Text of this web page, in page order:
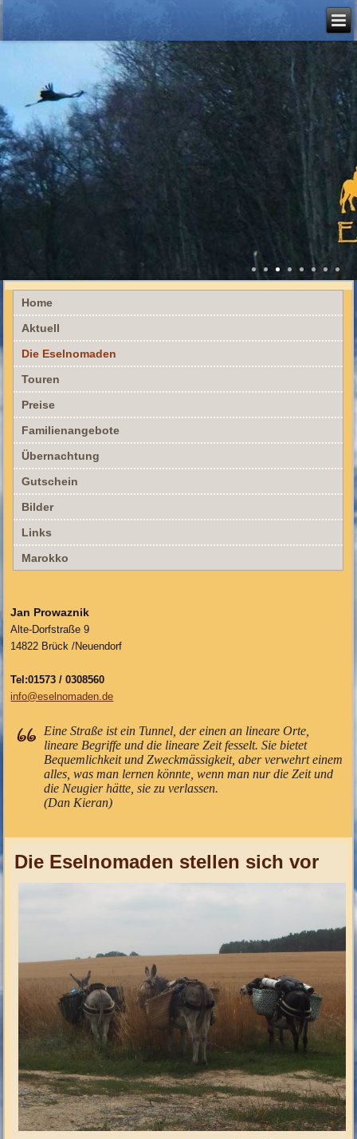
Home
Aktuell
Die Eselnomaden
Touren
Preise
Familienangebote
Übernachtung
Gutschein
Bilder
Links
Marokko
Jan Prowaznik
Alte-Dorfstraße 9
14822 Brück /Neuendorf
Tel:01573 / 0308560
info@eselnomaden.de
Eine Straße ist ein Tunnel, der einen an lineare Orte,
lineare Begriffe und die lineare Zeit fesselt. Sie bietet
Bequemlichkeit und Zweckmässigkeit, aber verwehrt einem
alles, was man lernen könnte, wenn man nur die Zeit und
die Neugier hätte, sie zu verlassen.
(Dan Kieran)
Die Eselnomaden stellen sich vor